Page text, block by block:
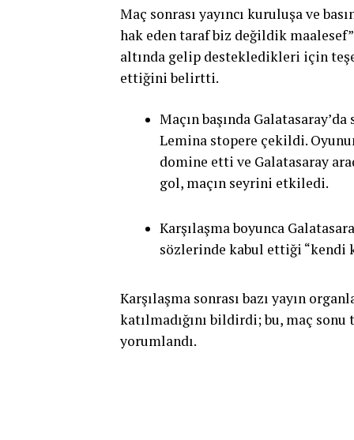
Maç sonrası yayıncı kuruluşa ve
hak eden taraf biz değildik
altında gelip destekledikleri için
ettiğini belirtti.
Maçın başında
Lemina stopere çekildi.
domine etti ve Galatasaray
gol, maçın seyrini etkiledi.
Karşılaşma boyunca
sözlerinde kabul ettiği “kendi
Karşılaşma sonrası bazı yayın
katılmadığını bildirdi; bu, maç
yorumlandı.